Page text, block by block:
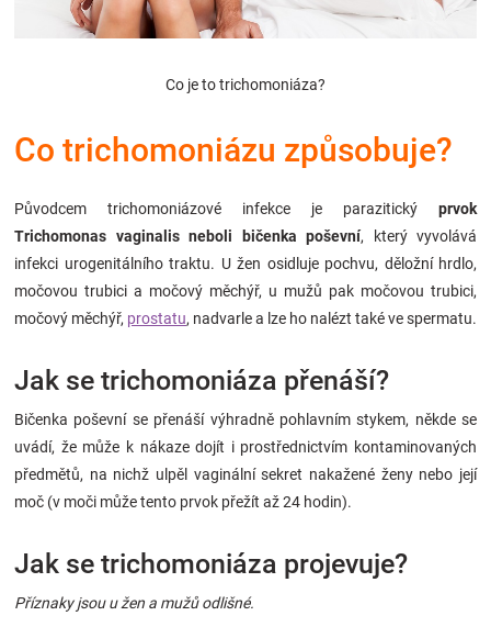
Těhotenské
Blog
Co je to trichomoniáza?
Co trichomoniázu způsobuje?
Původcem trichomoniázové infekce je parazitický prvok
Trichomonas vaginalis neboli bičenka poševní, který vyvolává
infekci urogenitálního traktu. U žen osidluje pochvu, děložní hrdlo,
močovou trubici a močový měchýř, u mužů pak močovou trubici,
močový měchýř, prostatu, nadvarle a lze ho nalézt také ve spermatu.
Jak se trichomoniáza přenáší?
Bičenka poševní se přenáší výhradně pohlavním stykem, někde se
uvádí, že může k nákaze dojít i prostřednictvím kontaminovaných
předmětů, na nichž ulpěl vaginální sekret nakažené ženy nebo její
moč (v moči může tento prvok přežít až 24 hodin).
Jak se trichomoniáza projevuje?
Příznaky jsou u žen a mužů odlišné.